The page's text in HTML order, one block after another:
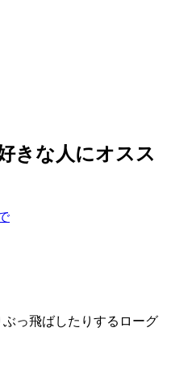
きな人にオスス
っ飛ばしたりするローグ